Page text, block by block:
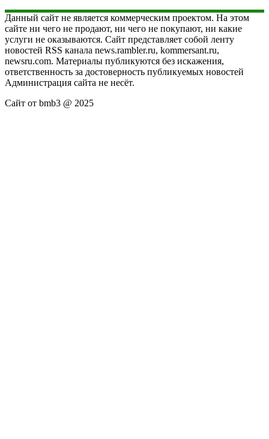
Данный сайт не является коммерческим проектом. На этом
сайте ни чего не продают, ни чего не покупают, ни какие
услуги не оказываются. Сайт представляет собой ленту
новостей RSS канала news.rambler.ru, kommersant.ru,
newsru.com. Материалы публикуются без искажения,
ответственность за достоверность публикуемых новостей
Администрация сайта не несёт.
Сайт от bmb3 @ 2025